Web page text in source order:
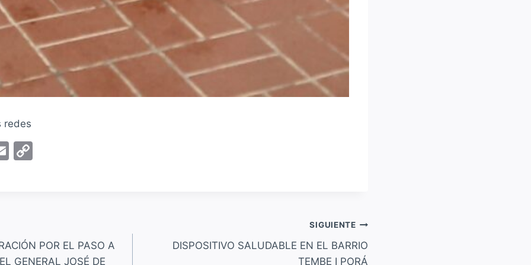
redes
E
nPOR EL PASO A
GENERAL JOSÉ DE
SIGUIENTE
DISPOSITIVO SALUDABLE EN EL BARRIO
TEMBE I PORÁ